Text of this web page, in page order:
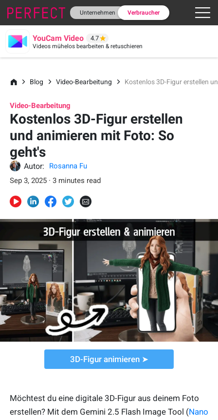
Unternehmen Verbraucher
YouCam Video 4.7
Videos mühelos bearbeiten & retuschieren
Blog Video-Bearbeitung Kostenlos 3D-Figur erstellen
Video-Bearbeitung
Kostenlos 3D-Figur erstellen
und animieren mit Foto: So
geht's
Autor:
Rosanna Fu
Sep 3, 2025 · 3 minutes read
3D-Figur animieren ➤
Möchtest du eine digitale 3D-Figur aus deinem Foto
erstellen? Mit dem Gemini 2.5 Flash Image Tool (Nano